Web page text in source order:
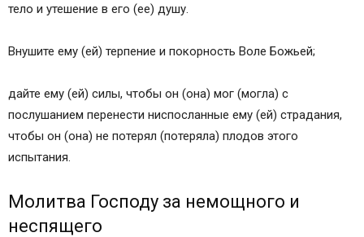
тело и утешение в его (ее) душу.
Внушите ему (ей) терпение и покорность Воле Божьей;
дайте ему (ей) силы, чтобы он (она) мог (могла) с
послушанием перенести ниспосланные ему (ей) страдания,
чтобы он (она) не потерял (потеряла) плодов этого
испытания.
Молитва Господу за немощного и
неспящего